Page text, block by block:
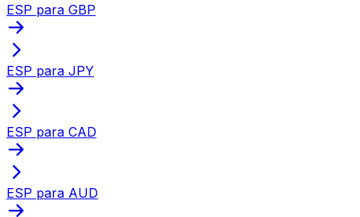
ESP para GBP
ESP para JPY
ESP para CAD
ESP para AUD